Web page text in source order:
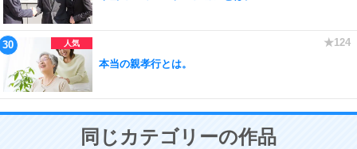
本当の親孝行とは。
同じカテゴリーの作品